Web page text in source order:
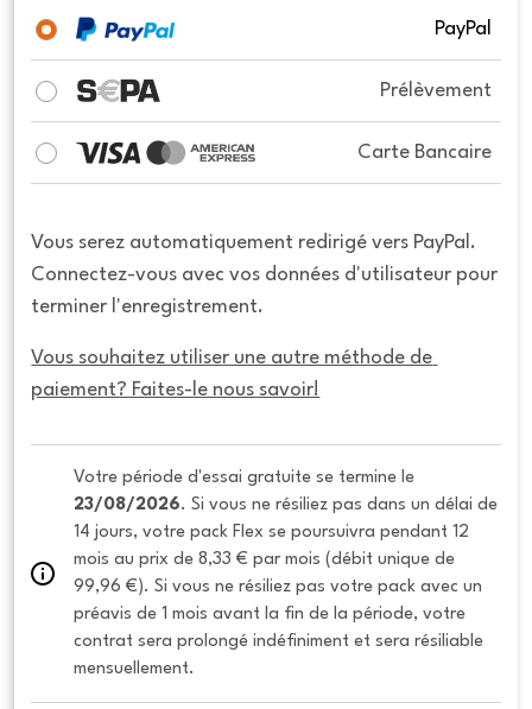
PayPal
Prélèvement
Carte Bancaire
Vous serez automatiquement redirigé vers PayPal.
Connectez-vous avec vos données d'utilisateur pour
terminer l'enregistrement.
Vous souhaitez utiliser une autre méthode de
paiement? Faites-le nous savoir!
23/08/2026. Si vous ne résiliez pas dans un délai de
14 jours, votre pack Flex se poursuivra pendant 12
mois au prix de 8,33 € par mois (débit unique de
99,96 €). Si vous ne résiliez pas votre pack avec un
préavis de 1 mois avant la fin de la période, votre
contrat sera prolongé indéfiniment et sera résiliable
mensuellement.